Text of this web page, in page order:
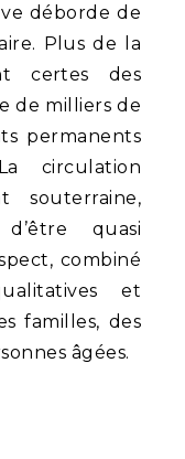
déborde de
Plus de la
certes des
de milliers de
permanents
circulation
souterraine,
quasi
combiné
et
familles, des
âgées.